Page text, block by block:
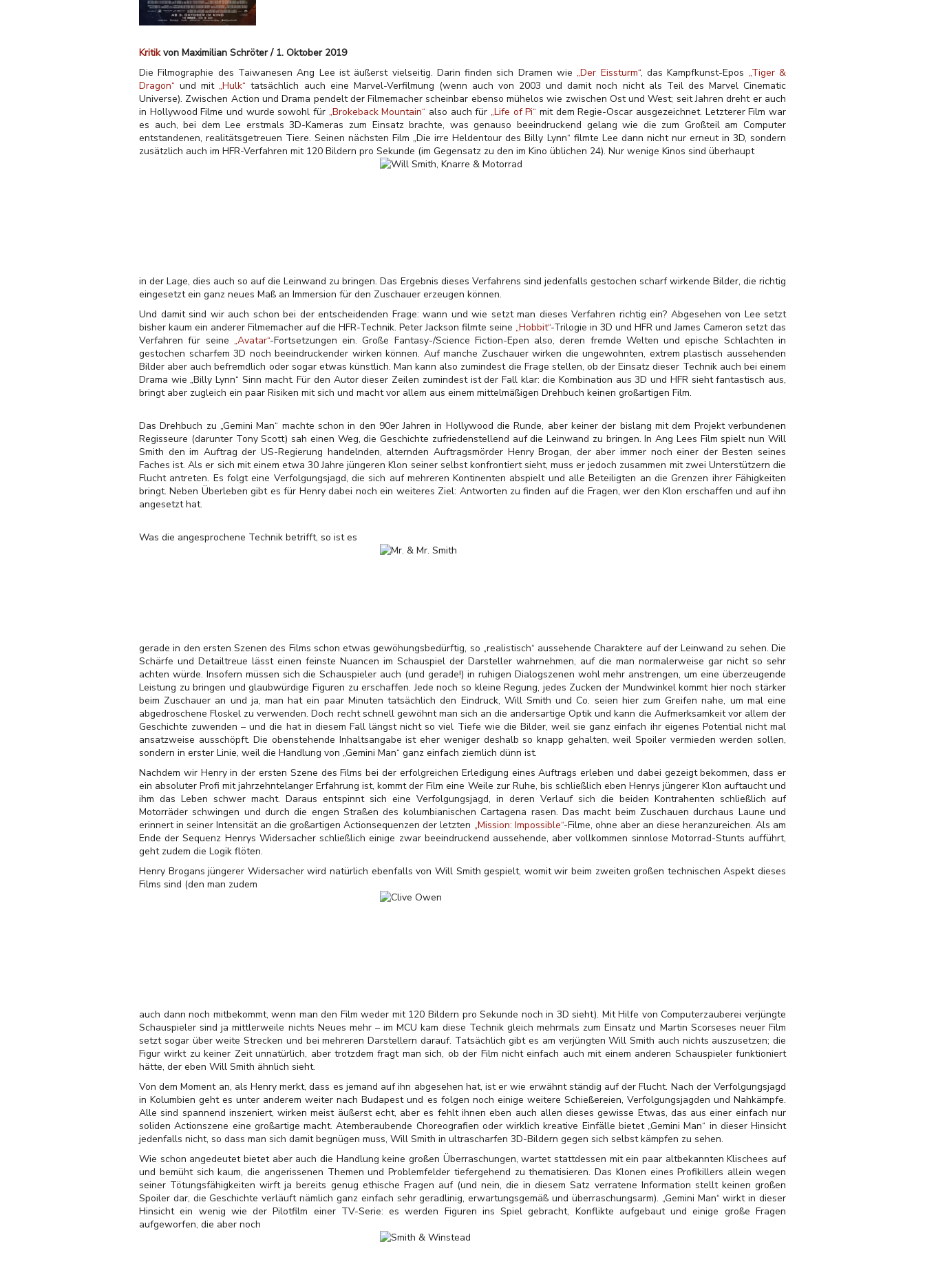
Kritikvon Maximilian Schröter / 1. Oktober 2019
Die Filmographie des Taiwanesen Ang Lee ist äußerst vielseitig. Darin finden sich Dramen wie„Der Eissturm“, das Kampfkunst-Epos „Tiger &
Dragon“ und mit„Hulk“ tatsächlich auch eine Marvel-Verfilmung (wenn auch von 2003 und damit noch nicht als Teil des Marvel Cinematic
Universe). Zwischen Action und Drama pendelt der Filmemacher scheinbar ebenso mühelos wie zwischen Ost und West; seit Jahren dreht er auch
in Hollywood Filme und wurde sowohl für „Brokeback Mountain“ also auch für„Life of Pi“ mit dem Regie-Oscar ausgezeichnet. Letzterer Film war
es auch, bei dem Lee erstmals 3D-Kameras zum Einsatz brachte, was genauso beeindruckend gelang wie die zum Großteil am Computer
entstandenen, realitätsgetreuen Tiere. Seinen nächsten Film „Die irre Heldentour des Billy Lynn“ filmte Lee dann nicht nur erneut in 3D, sondern
zusätzlich auch im HFR-Verfahren mit 120 Bildern pro Sekunde (im Gegensatz zu den im Kino üblichen 24). Nur wenige Kinos sind überhaupt
in der Lage, dies auch so auf die Leinwand zu bringen. Das Ergebnis dieses Verfahrens sind jedenfalls gestochen scharf wirkende Bilder, die richtig
eingesetzt ein ganz neues Maß an Immersion für den Zuschauer erzeugen können.
Und damit sind wir auch schon bei der entscheidenden Frage: wann und wie setzt man dieses Verfahren richtig ein? Abgesehen von Lee setzt
bisher kaum ein anderer Filmemacher auf die HFR-Technik. Peter Jackson filmte seine „Hobbit“-Trilogie in 3D und HFR und James Cameron setzt das
Verfahren für seine „Avatar“-Fortsetzungen ein. Große Fantasy-/Science Fiction-Epen also, deren fremde Welten und epische Schlachten in
gestochen scharfem 3D noch beeindruckender wirken können. Auf manche Zuschauer wirken die ungewohnten, extrem plastisch aussehenden
Bilder aber auch befremdlich oder sogar etwas künstlich. Man kann also zumindest die Frage stellen, ob der Einsatz dieser Technik auch bei einem
Drama wie „Billy Lynn“ Sinn macht. Für den Autor dieser Zeilen zumindest ist der Fall klar: die Kombination aus 3D und HFR sieht fantastisch aus,
bringt aber zugleich ein paar Risiken mit sich und macht vor allem aus einem mittelmäßigen Drehbuch keinen großartigen Film.
Das Drehbuch zu „Gemini Man“ machte schon in den 90er Jahren in Hollywood die Runde, aber keiner der bislang mit dem Projekt verbundenen
Regisseure (darunter Tony Scott) sah einen Weg, die Geschichte zufriedenstellend auf die Leinwand zu bringen. In Ang Lees Film spielt nun Will
Smith den im Auftrag der US-Regierung handelnden, alternden Auftragsmörder Henry Brogan, der aber immer noch einer der Besten seines
Faches ist. Als er sich mit einem etwa 30 Jahre jüngeren Klon seiner selbst konfrontiert sieht, muss er jedoch zusammen mit zwei Unterstützern die
Flucht antreten. Es folgt eine Verfolgungsjagd, die sich auf mehreren Kontinenten abspielt und alle Beteiligten an die Grenzen ihrer Fähigkeiten
bringt. Neben Überleben gibt es für Henry dabei noch ein weiteres Ziel: Antworten zu finden auf die Fragen, wer den Klon erschaffen und auf ihn
angesetzt hat.
Was die angesprochene Technik betrifft, so ist es
gerade in den ersten Szenen des Films schon etwas gewöhungsbedürftig, so „realistisch“ aussehende Charaktere auf der Leinwand zu sehen. Die
Schärfe und Detailtreue lässt einen feinste Nuancen im Schauspiel der Darsteller wahrnehmen, auf die man normalerweise gar nicht so sehr
achten würde. Insofern müssen sich die Schauspieler auch (und gerade!) in ruhigen Dialogszenen wohl mehr anstrengen, um eine überzeugende
Leistung zu bringen und glaubwürdige Figuren zu erschaffen. Jede noch so kleine Regung, jedes Zucken der Mundwinkel kommt hier noch stärker
beim Zuschauer an und ja, man hat ein paar Minuten tatsächlich den Eindruck, Will Smith und Co. seien hier zum Greifen nahe, um mal eine
abgedroschene Floskel zu verwenden. Doch recht schnell gewöhnt man sich an die andersartige Optik und kann die Aufmerksamkeit vor allem der
Geschichte zuwenden – und die hat in diesem Fall längst nicht so viel Tiefe wie die Bilder, weil sie ganz einfach ihr eigenes Potential nicht mal
ansatzweise ausschöpft. Die obenstehende Inhaltsangabe ist eher weniger deshalb so knapp gehalten, weil Spoiler vermieden werden sollen,
sondern in erster Linie, weil die Handlung von „Gemini Man“ ganz einfach ziemlich dünn ist.
Nachdem wir Henry in der ersten Szene des Films bei der erfolgreichen Erledigung eines Auftrags erleben und dabei gezeigt bekommen, dass er
ein absoluter Profi mit jahrzehntelanger Erfahrung ist, kommt der Film eine Weile zur Ruhe, bis schließlich eben Henrys jüngerer Klon auftaucht und
ihm das Leben schwer macht. Daraus entspinnt sich eine Verfolgungsjagd, in deren Verlauf sich die beiden Kontrahenten schließlich auf
Motorräder schwingen und durch die engen Straßen des kolumbianischen Cartagena rasen. Das macht beim Zuschauen durchaus Laune und
erinnert in seiner Intensität an die großartigen Actionsequenzen der letzten „Mission: Impossible“-Filme, ohne aber an diese heranzureichen. Als am
Ende der Sequenz Henrys Widersacher schließlich einige zwar beeindruckend aussehende, aber vollkommen sinnlose Motorrad-Stunts aufführt,
geht zudem die Logik flöten.
Henry Brogans jüngerer Widersacher wird natürlich ebenfalls von Will Smith gespielt, womit wir beim zweiten großen technischen Aspekt dieses
Films sind (den man zudem
auch dann noch mitbekommt, wenn man den Film weder mit 120 Bildern pro Sekunde noch in 3D sieht). Mit Hilfe von Computerzauberei verjüngte
Schauspieler sind ja mittlerweile nichts Neues mehr – im MCU kam diese Technik gleich mehrmals zum Einsatz und Martin Scorseses neuer Film
setzt sogar über weite Strecken und bei mehreren Darstellern darauf. Tatsächlich gibt es am verjüngten Will Smith auch nichts auszusetzen; die
Figur wirkt zu keiner Zeit unnatürlich, aber trotzdem fragt man sich, ob der Film nicht einfach auch mit einem anderen Schauspieler funktioniert
hätte, der eben Will Smith ähnlich sieht.
Von dem Moment an, als Henry merkt, dass es jemand auf ihn abgesehen hat, ist er wie erwähnt ständig auf der Flucht. Nach der Verfolgungsjagd
in Kolumbien geht es unter anderem weiter nach Budapest und es folgen noch einige weitere Schießereien, Verfolgungsjagden und Nahkämpfe.
Alle sind spannend inszeniert, wirken meist äußerst echt, aber es fehlt ihnen eben auch allen dieses gewisse Etwas, das aus einer einfach nur
soliden Actionszene eine großartige macht. Atemberaubende Choreografien oder wirklich kreative Einfälle bietet „Gemini Man“ in dieser Hinsicht
jedenfalls nicht, so dass man sich damit begnügen muss, Will Smith in ultrascharfen 3D-Bildern gegen sich selbst kämpfen zu sehen.
Wie schon angedeutet bietet aber auch die Handlung keine großen Überraschungen, wartet stattdessen mit ein paar altbekannten Klischees auf
und bemüht sich kaum, die angerissenen Themen und Problemfelder tiefergehend zu thematisieren. Das Klonen eines Profikillers allein wegen
seiner Tötungsfähigkeiten wirft ja bereits genug ethische Fragen auf (und nein, die in diesem Satz verratene Information stellt keinen großen
Spoiler dar, die Geschichte verläuft nämlich ganz einfach sehr geradlinig, erwartungsgemäß und überraschungsarm). „Gemini Man“ wirkt in dieser
Hinsicht ein wenig wie der Pilotfilm einer TV-Serie: es werden Figuren ins Spiel gebracht, Konflikte aufgebaut und einige große Fragen
aufgeworfen, die aber noch